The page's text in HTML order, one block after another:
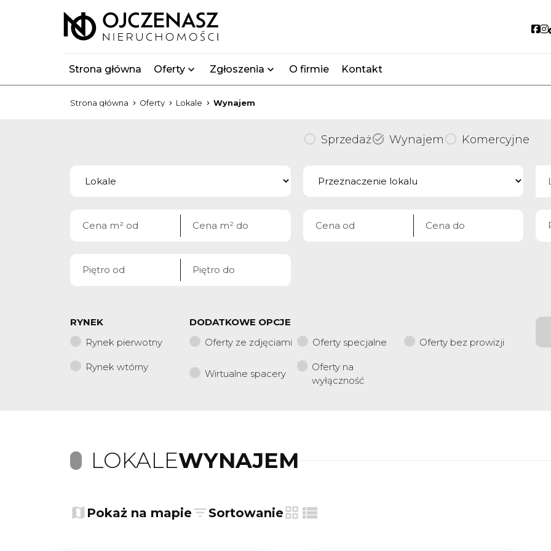
Strona główna Oferty Zgłoszenia O firmie Kontakt
Strona główna Oferty Lokale Wynajem
Sprzedaż Wynajem Komercyjne
RYNEK
Rynek pierwotny
Rynek wtórny
DODATKOWE OPCJE
Oferty ze zdjęciami
Oferty specjalne Oferty bez prowizji
Wirtualne spacery
Oferty na
wyłączność
LOKALEWYNAJEM
Pokaż na mapie Sortowanie
tabela
lista